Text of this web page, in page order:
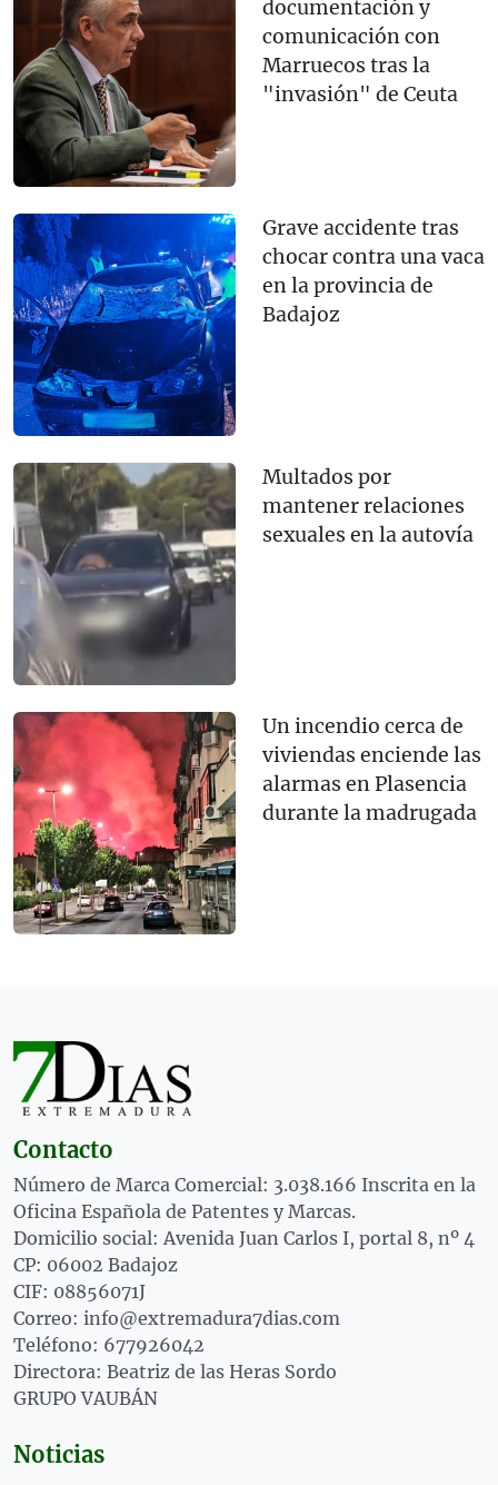
documentación y
comunicación con
Marruecos tras la
"invasión" de Ceuta
Grave accidente tras
chocar contra una vaca
en la provincia de
Badajoz
Multados por
mantener relaciones
sexuales en la autovía
Un incendio cerca de
viviendas enciende las
alarmas en Plasencia
durante la madrugada
Contacto
Número de Marca Comercial: 3.038.166 Inscrita en la
Oficina Española de Patentes y Marcas.
Domicilio social: Avenida Juan Carlos I, portal 8, nº 4
CP: 06002 Badajoz
CIF: 08856071J
Correo: info@extremadura7dias.com
Teléfono: 677926042
Directora: Beatriz de las Heras Sordo
GRUPO VAUBÁN
Noticias